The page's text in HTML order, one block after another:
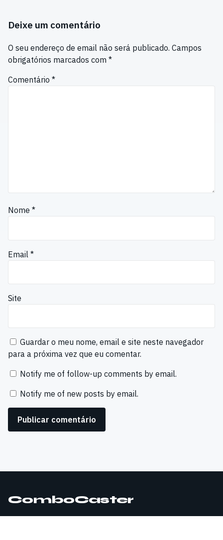
Deixe um comentário
O seu endereço de email não será publicado. Campos
obrigatórios marcados com *
Comentário *
Nome *
Email *
Site
Guardar o meu nome, email e site neste navegador
para a próxima vez que eu comentar.
Notify me of follow-up comments by email.
Notify me of new posts by email.
ComboCaster